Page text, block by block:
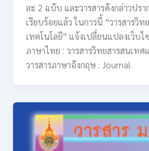
ละ 2 ฉบับ และวารสารดังกล่าวปร
เรียบร้อยแล้ว ในการนี้ “วารสารวิ
เทคโนโลยี” แจ้งเปลี่ยนแปลงเว็บ
ภาษาไทย : วารสารวิทยสารสนเท
วารสารภาษาอังกฤษ : Journal